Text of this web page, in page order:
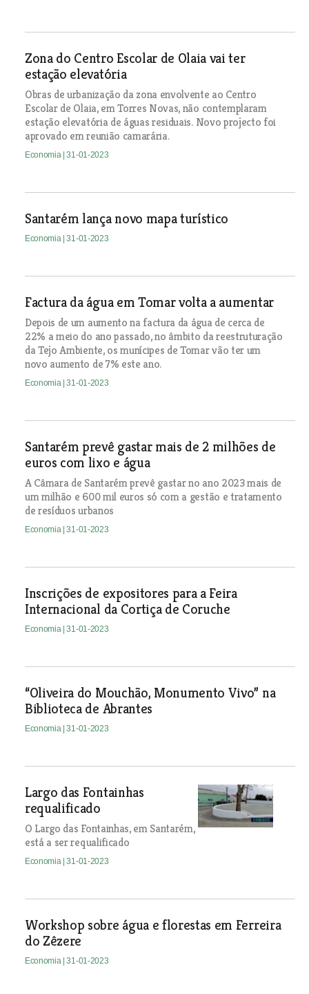
Zona do Centro Escolar de Olaia vai ter
estação elevatória
Obras de urbanização da zona envolvente ao Centro
Escolar de Olaia, em Torres Novas, não contemplaram
estação elevatória de águas residuais. Novo projecto foi
aprovado em reunião camarária.
Economia | 31-01-2023
Santarém lança novo mapa turístico
Economia | 31-01-2023
Factura da água em Tomar volta a aumentar
Depois de um aumento na factura da água de cerca de
22% a meio do ano passado, no âmbito da reestruturação
da Tejo Ambiente, os munícipes de Tomar vão ter um
novo aumento de 7% este ano.
Economia | 31-01-2023
Santarém prevê gastar mais de 2 milhões de
euros com lixo e água
A Câmara de Santarém prevê gastar no ano 2023 mais de
um milhão e 600 mil euros só com a gestão e tratamento
de resíduos urbanos
Economia | 31-01-2023
Inscrições de expositores para a Feira
Internacional da Cortiça de Coruche
Economia | 31-01-2023
“Oliveira do Mouchão, Monumento Vivo” na
Biblioteca de Abrantes
Economia | 31-01-2023
Largo das Fontainhas
requalificado
O Largo das Fontainhas, em Santarém,
está a ser requalificado
Economia | 31-01-2023
Workshop sobre água e florestas em Ferreira
do Zêzere
Economia | 31-01-2023